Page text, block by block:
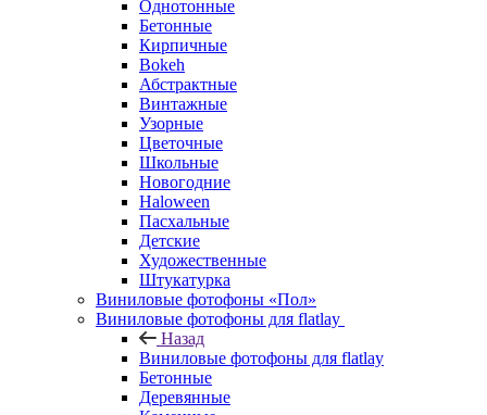
Однотонные
Бетонные
Кирпичные
Bokeh
Абстрактные
Винтажные
Узорные
Цветочные
Школьные
Новогодние
Haloween
Пасхальные
Детские
Художественные
Штукатурка
Виниловые фотофоны «Пол»
Виниловые фотофоны для flatlay
Назад
Виниловые фотофоны для flatlay
Бетонные
Деревянные